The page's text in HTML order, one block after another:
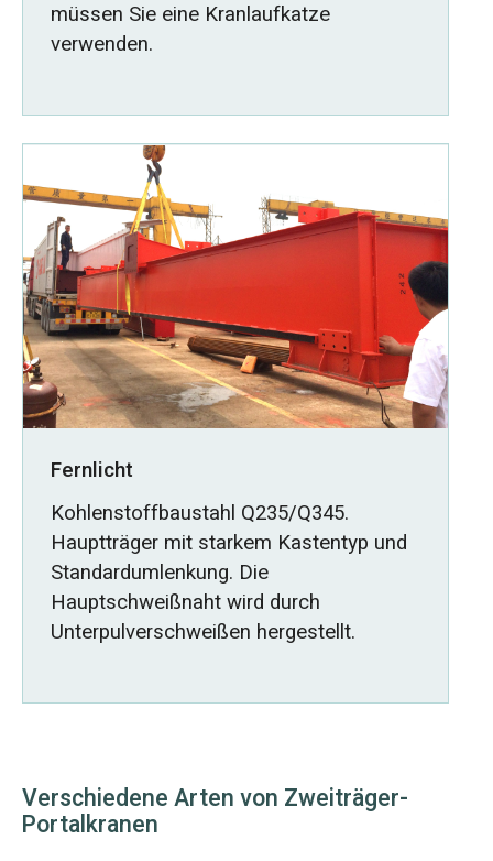
müssen Sie eine Kranlaufkatze
verwenden.
Fernlicht
Kohlenstoffbaustahl Q235/Q345.
Hauptträger mit starkem Kastentyp und
Standardumlenkung. Die
Hauptschweißnaht wird durch
Unterpulverschweißen hergestellt.
Verschiedene Arten von Zweiträger-
Portalkranen